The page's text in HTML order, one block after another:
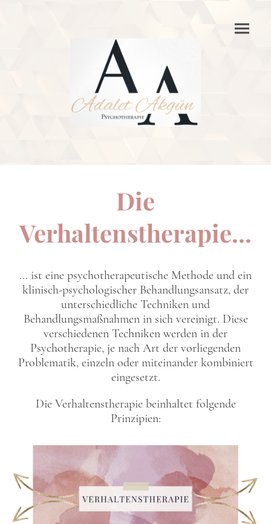
Die
Verhaltenstherapie...
... ist eine psychotherapeutische Methode und ein
klinisch-psychologischer Behandlungsansatz, der
unterschiedliche Techniken und
Behandlungsmaßnahmen in sich vereinigt. Diese
verschiedenen Techniken werden in der
Psychotherapie, je nach Art der vorliegenden
Problematik, einzeln oder miteinander kombiniert
eingesetzt.
Die Verhaltenstherapie beinhaltet folgende
Prinzipien: